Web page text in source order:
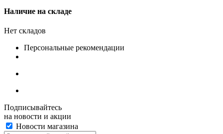
Наличие на складе
Нет складов
Персональные рекомендации
Подписывайтесь
на новости и акции
Новости магазина